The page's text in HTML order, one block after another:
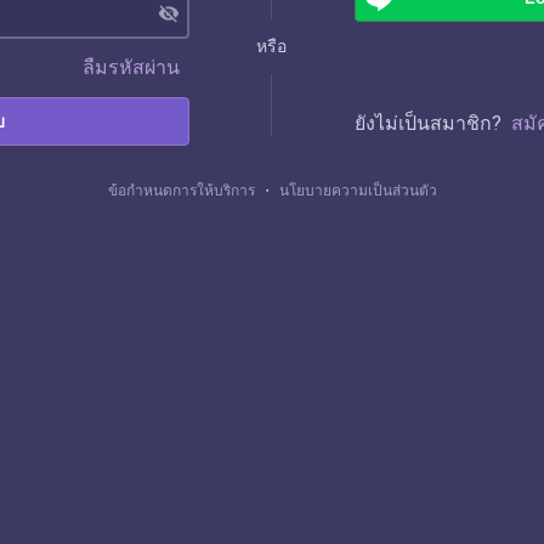
visibility_off
ลืมรหัสผ่าน
หรือ
ยังไม่เป็นสมาชิก? สมั
ข้อกำหนดการให้บริการ ・ นโยบายความเป็นส่วนตัว